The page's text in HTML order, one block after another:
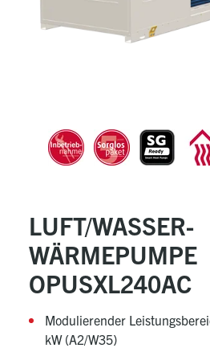
LUFT/WASSER-
WÄRMEPUMPE
OPUSXL240AC
Modulierender
kW (A2/W35)